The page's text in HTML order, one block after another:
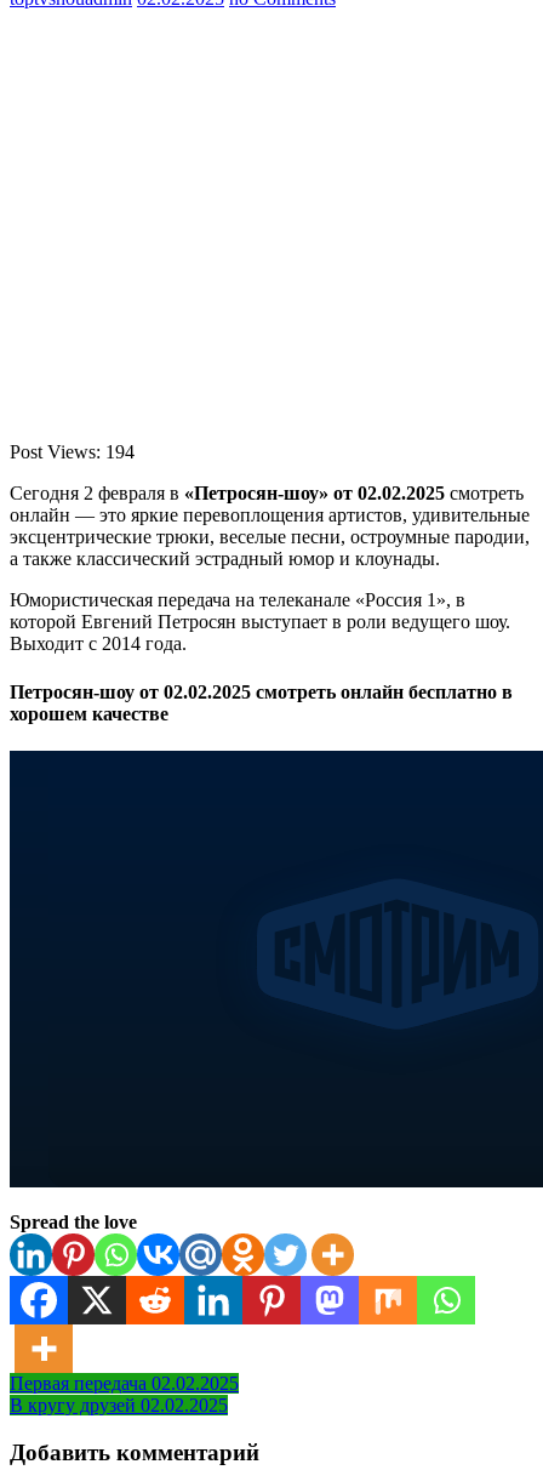
Post Views: 194
Сегодня 2 февраля в «Петросян-шоу» от 02.02.2025 смотреть
онлайн — это яркие перевоплощения артистов, удивительные
эксцентрические трюки, веселые песни, остроумные пародии,
а также классический эстрадный юмор и клоунады.
Юмористическая передача на телеканале «Россия 1», в
которой Евгений Петросян выступает в роли ведущего шоу.
Выходит с 2014 года.
Петросян-шоу от 02.02.2025 смотреть онлайн бесплатно в
хорошем качестве
Spread the love
Навигация
по
записям
Первая передача 02.02.2025
В кругу друзей 02.02.2025
Добавить комментарий